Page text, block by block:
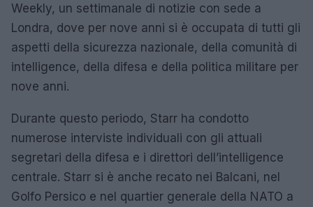
Weekly, un settimanale di notizie con sede a
Londra, dove per nove anni si è occupata di tutti gli
aspetti della sicurezza nazionale, della comunità di
intelligence, della difesa e della politica militare per
nove anni.
Durante questo periodo, Starr ha condotto
numerose interviste individuali con gli attuali
segretari della difesa e i direttori dell’intelligence
centrale. Starr si è anche recato nei Balcani, nel
Golfo Persico e nel quartier generale della NATO a